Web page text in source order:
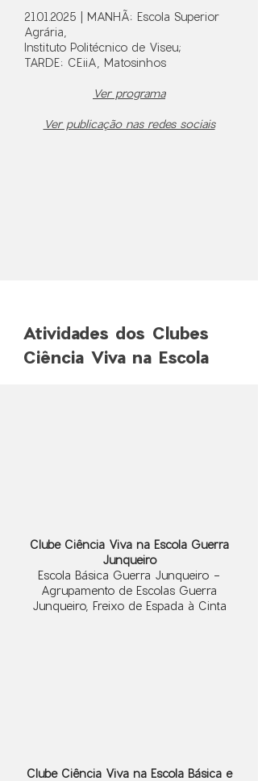
21.01.2025 | MANHÃ: Escola Superior
Agrária,
Instituto Politécnico de Viseu;
TARDE: CEiiA, Matosinhos
Ver programa
Ver publicação nas redes sociais
Atividades dos Clubes
Ciência Viva na Escola
Clube Ciência Viva na Escola Guerra
Junqueiro
Escola Básica Guerra Junqueiro -
Agrupamento de Escolas Guerra
Junqueiro, Freixo de Espada à Cinta
Clube Ciência Viva na Escola Básica e